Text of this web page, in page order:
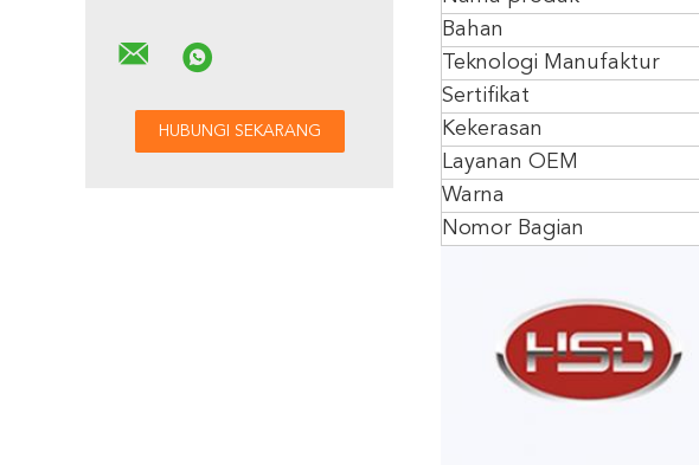
Bahan
Teknologi Manufaktur
Sertifikat
Kekerasan
Layanan OEM
Warna
Nomor Bagian